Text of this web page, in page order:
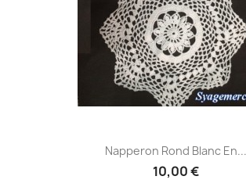
Napperon Rond Blanc En...
10,00 €